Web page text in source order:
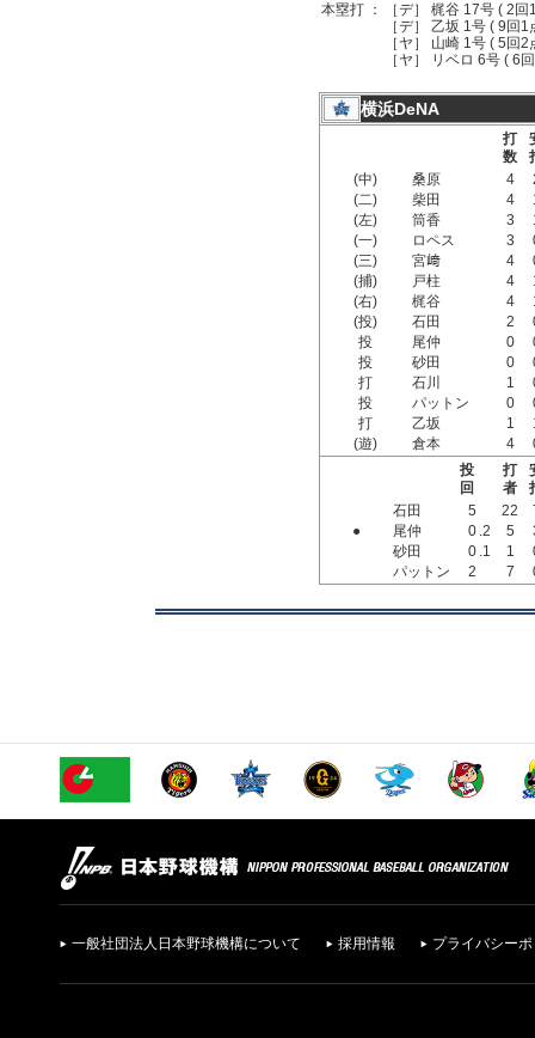
本塁打 ：
［デ］ 梶谷 17号 ( 2
［デ］ 乙坂 1号 ( 9回
［ヤ］ 山崎 1号 ( 5回2
［ヤ］ リベロ 6号 ( 6
横浜DeNA
打
数
(中)
桑原 4
(二)
柴田 4
(左)
筒香 3
(一)
ロペス 3
(三)
宮﨑 4
(捕)
戸柱 4
(右)
梶谷 4
(投)
石田 2
投
尾仲 0
投
砂田 0
打
石川 1
投
パットン 0
打
乙坂 1
(遊)
倉本 4
投
回
打
者
石田
5 22
●
尾仲 0 .2 5
砂田
0 .1 1
パットン
2 7
一般社団法人日本野球機構について 採用情報 プライバシー